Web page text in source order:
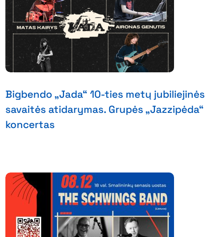
Bigbendo „Jada“ 10-ties metų jubiliejinės
savaitės atidarymas. Grupės „Jazzipėda“
koncertas